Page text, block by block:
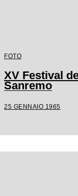
FOTO
XV Festival
Sanremo
25 GENNAIO 1965